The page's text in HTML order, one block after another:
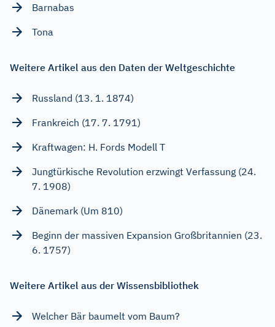
Barnabas
Tona
Weitere Artikel aus den Daten der Weltgeschichte
Russland (13. 1. 1874)
Frankreich (17. 7. 1791)
Kraftwagen: H. Fords Modell T
Jungtürkische Revolution erzwingt Verfassung (24.
7. 1908)
Dänemark (Um 810)
Beginn der massiven Expansion Großbritannien (23.
6. 1757)
Weitere Artikel aus der Wissensbibliothek
Welcher Bär baumelt vom Baum?